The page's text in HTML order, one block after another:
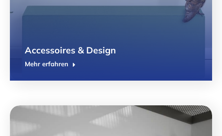
Accessoires & Design
Mehr erfahren